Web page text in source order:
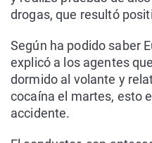
drogas, que resultó
Según ha podido saber
explicó a los agentes
dormido al volante y
cocaína el martes, esto
accidente.